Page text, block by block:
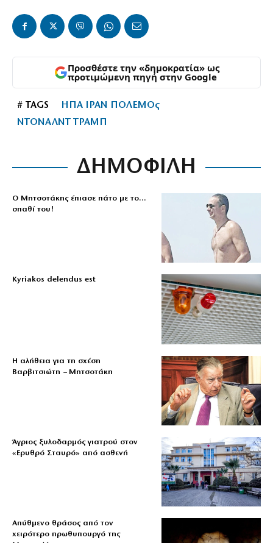
Προσθέστε την «δημοκρατία» ως
προτιμώμενη πηγή στην Google
# TAGS
ΗΠΑ ΙΡΑΝ ΠΟΛΕΜΟς
ΝΤΟΝΑΛΝΤ ΤΡΑΜΠ
ΔΗΜΟΦΙΛΗ
Ο Μητσοτάκης έπιασε πάτο με το…
σπαθί του!
Kyriakos delendus est
Η αλήθεια για τη σχέση
Βαρβιτσιώτη – Μητσοτάκη
Άγριος ξυλοδαρμός γιατρού στον
«Ερυθρό Σταυρό» από ασθενή
Απύθμενο θράσος από τον
χειρότερο πρωθυπουργό της